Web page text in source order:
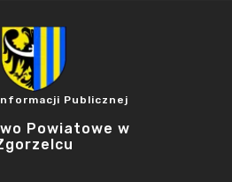
Publicznej
Powiatowe w